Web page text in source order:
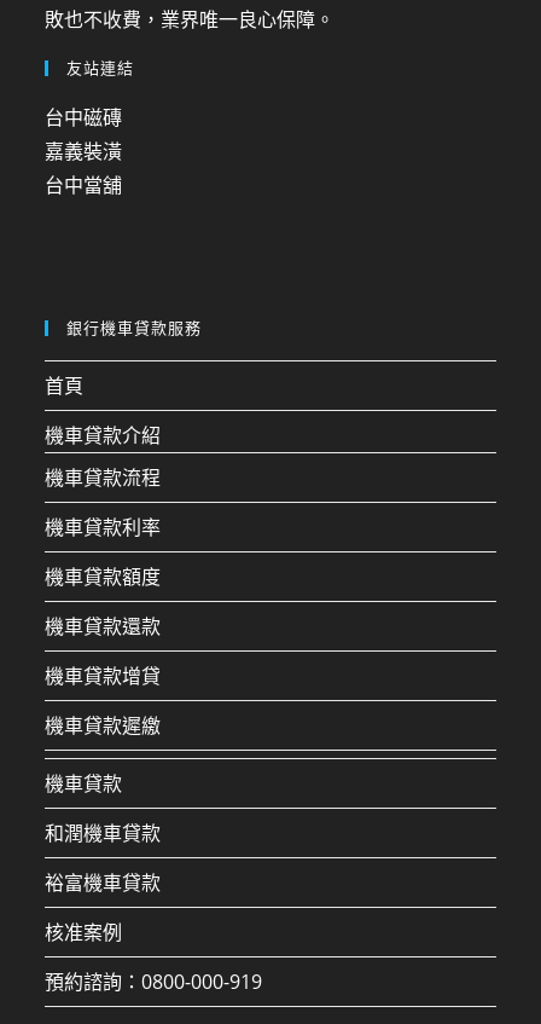
敗也不收費，業界唯一良心保障。
友站連結
台中磁磚
嘉義裝潢
台中當舖
銀行機車貸款服務
首頁
機車貸款介紹
機車貸款流程
機車貸款利率
機車貸款額度
機車貸款還款
機車貸款增貸
機車貸款遲繳
機車貸款
和潤機車貸款
裕富機車貸款
核准案例
預約諮詢：0800-000-919